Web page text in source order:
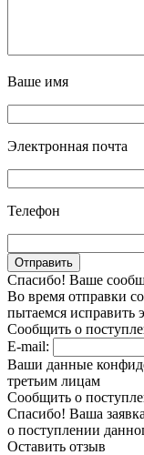
Ваше имя
Электронная почта
Телефон
Спасибо! Ваше
Во время отправки
пытаемся исправить
Сообщить о
E-mail:
Ваши данные
третьим лицам
Сообщить о
Спасибо! Ваша
о поступлении
Оставить отзыв